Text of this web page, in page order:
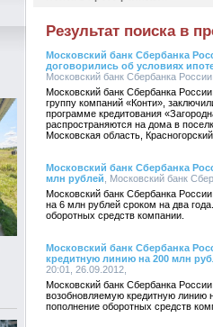
Результат поиска в
Московский банк Сбербанка
договорились об условиях
Московский банк Сбербанка
Московский банк Сбербанка
группу компаний «Конти»,
программе кредитования
распространяются на дома в
Московская область,
Московский банк Сбербанка
млн рублей , Московский банк
Московский банк Сбербанка
на 6 млн рублей сроком на два
оборотных средств компании.
Московский банк Сбербанка
кредитную линию на 200 млн
20:01, 26.09.2012,
Московский банк Сбербанка
возобновляемую кредитную линию
пополнение оборотных средств